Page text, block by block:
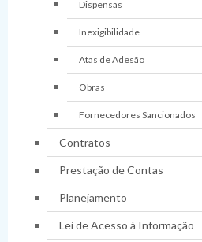
Dispensas
Inexigibilidade
Atas de Adesão
Obras
Fornecedores Sancionados
Contratos
Prestação de Contas
Planejamento
Lei de Acesso à Informação